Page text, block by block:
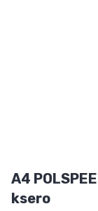
A4
ksero